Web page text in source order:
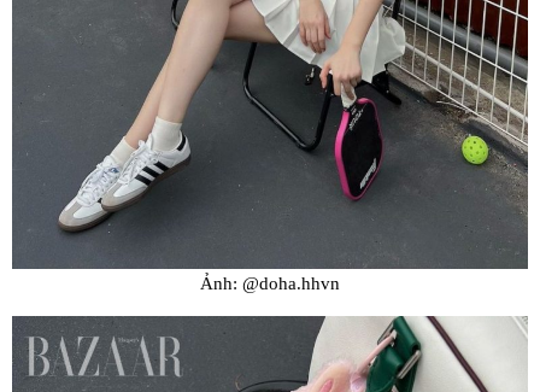
Ảnh: @doha.hhvn